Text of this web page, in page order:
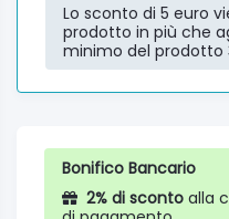
Lo sconto di 5 euro
prodotto in più che
minimo del prodotto
Bonifico Bancario
2% di sconto alla